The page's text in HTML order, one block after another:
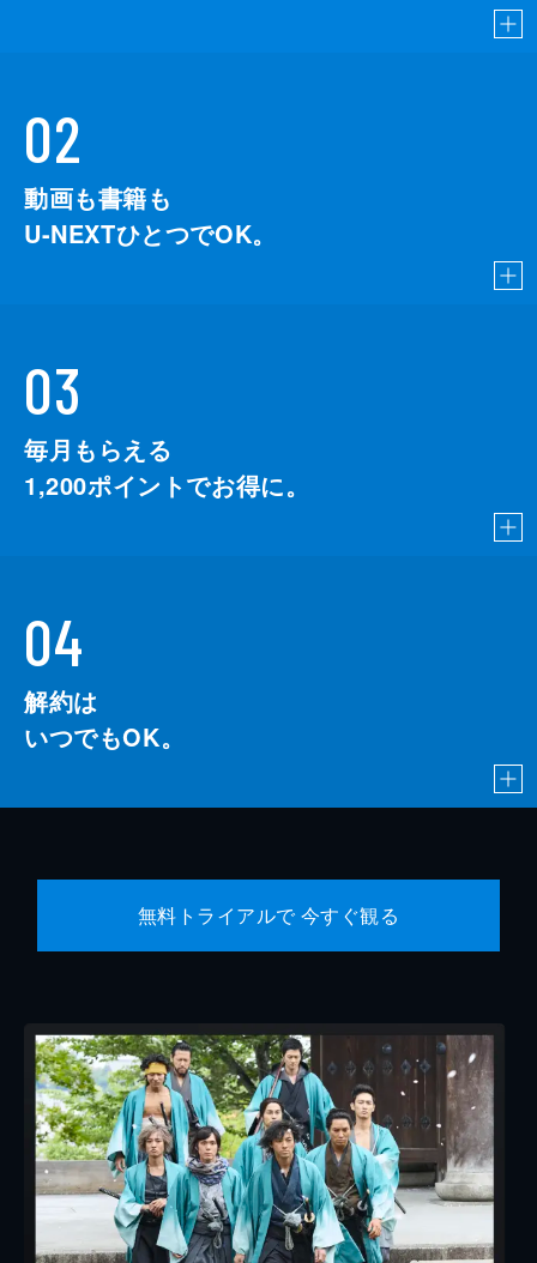
02
動画も書籍も
U-NEXTひとつでOK。
03
毎月もらえる
1,200ポイントでお得に。
04
解約は
いつでもOK。
無料トライアルで 今すぐ観る